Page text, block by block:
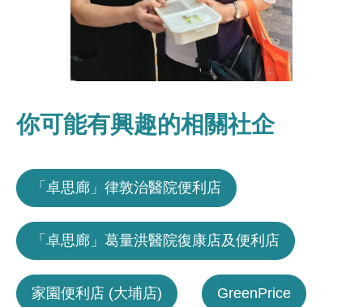
你可能有興趣的相關社企
「卓思廊」律敦治醫院便利店
「卓思廊」葛量洪醫院復康店及便利店
家園便利店 (大埔店) GreenPrice